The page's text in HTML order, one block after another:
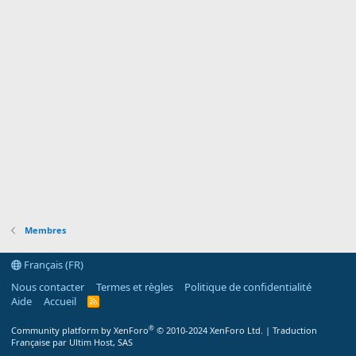
Membres
Français (FR)
Nous contacter
Termes et règles
Politique de confidentialité
Aide
Accueil
R
Community platform by XenForo® © 2010-2024 XenForo Ltd. | Traduction
Française par Ultim Host, SAS